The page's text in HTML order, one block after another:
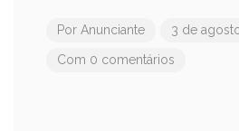
Por Anunciante 3 de
Com 0 comentários